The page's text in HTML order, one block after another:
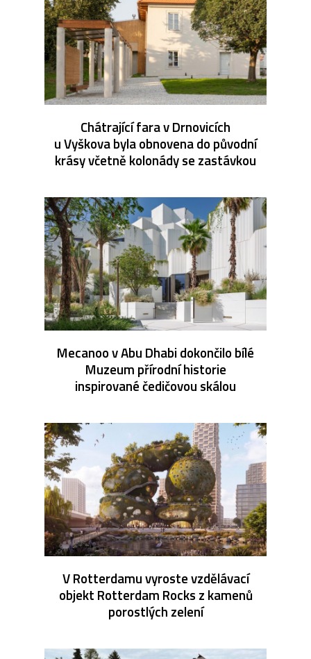
Chátrající fara v Drnovicích
u Vyškova byla obnovena do původní
krásy včetně kolonády se zastávkou
Mecanoo v Abu Dhabi dokončilo bílé
Muzeum přírodní historie
inspirované čedičovou skálou
V Rotterdamu vyroste vzdělávací
objekt Rotterdam Rocks z kamenů
porostlých zelení